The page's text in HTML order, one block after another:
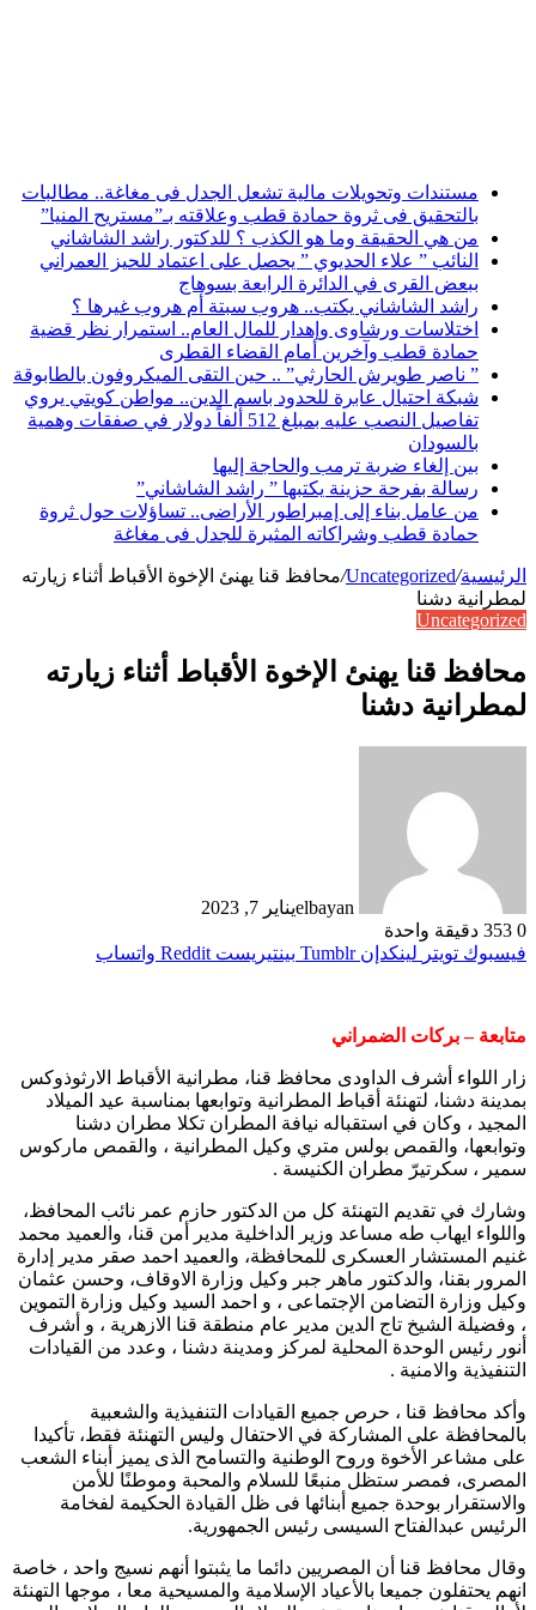
مستندات وتحويلات مالية تشعل الجدل فى مغاغة.. مطالبات
بالتحقيق فى ثروة حمادة قطب وعلاقته بـ”مستريح المنيا”
من هي الحقيقة وما هو الكذب ؟ للدكتور راشد الشاشاني
النائب ” علاء الحديوي ” يحصل على اعتماد للحيز العمراني
ببعض القرى في الدائرة الرابعة بسوهاج
راشد الشاشاني يكتب.. هروب سبتة أم هروب غيرها ؟
اختلاسات ورشاوى وإهدار للمال العام.. استمرار نظر قضية
حمادة قطب وآخرين أمام القضاء القطرى
” ناصر طويرش الحارثي” .. حين التقى الميكروفون بالطابوقة
شبكة احتيال عابرة للحدود باسم الدين.. مواطن كويتي يروي
تفاصيل النصب عليه بمبلغ 512 ألفاً دولار في صفقات وهمية
بالسودان
بين إلغاء ضربة ترمب والحاجة إليها
رسالة بفرحة حزينة يكتبها ” راشد الشاشاني”
من عامل بناء إلى إمبراطور الأراضى.. تساؤلات حول ثروة
حمادة قطب وشراكاته المثيرة للجدل فى مغاغة
الرئيسية/
Uncategorized
/محافظ قنا يهنئ الإخوة الأقباط أثناء زيارته
لمطرانية دشنا
Uncategorized
محافظ قنا يهنئ الإخوة الأقباط أثناء زيارته
لمطرانية دشنا
elbayanيناير 7, 2023
0
دقيقة واحدة
فيسبوك تويتر لينكدإن بينتيريست واتساب
متابعة – بركات الضمراني
زار اللواء أشرف الداودى محافظ قنا، مطرانية الأقباط الارثوذوكس
بمدينة دشنا، لتهنئة أقباط المطرانية وتوابعها بمناسبة عيد الميلاد
المجيد ، وكان في استقباله نيافة المطران تكلا مطران دشنا
وتوابعها، والقمص بولس متري وكيل المطرانية ، والقمص ماركوس
سمير ، سكرتيرّ مطران الكنيسة .
وشارك في تقديم التهنئة كل من الدكتور حازم عمر نائب المحافظ،
واللواء ايهاب طه مساعد وزير الداخلية مدير أمن قنا، والعميد محمد
غنيم المستشار العسكرى للمحافظة، والعميد احمد صقر مدير إدارة
المرور بقنا، والدكتور ماهر جبر وكيل وزارة الاوقاف، وحسن عثمان
وكيل وزارة التضامن الإجتماعى ، و احمد السيد وكيل وزارة التموين
، وفضيلة الشيخ تاج الدين مدير عام منطقة قنا الازهرية ، و أشرف
أنور رئيس الوحدة المحلية لمركز ومدينة دشنا ، وعدد من القيادات
التنفيذية والامنية .
وأكد محافظ قنا ، حرص جميع القيادات التنفيذية والشعبية
بالمحافظة على المشاركة في الاحتفال وليس التهنئة فقط، تأكيدا
على مشاعر الأخوة وروح الوطنية والتسامح الذى يميز أبناء الشعب
المصرى، فمصر ستظل منبعًا للسلام والمحبة وموطنًا للأمن
والاستقرار بوحدة جميع أبنائها فى ظل القيادة الحكيمة لفخامة
الرئيس عبدالفتاح السيسى رئيس الجمهورية.
وقال محافظ قنا أن المصريين دائما ما يثبتوا أنهم نسيج واحد ، خاصة
انهم يحتفلون جميعا بالأعياد الإسلامية والمسيحية معا ، موجها التهنئة